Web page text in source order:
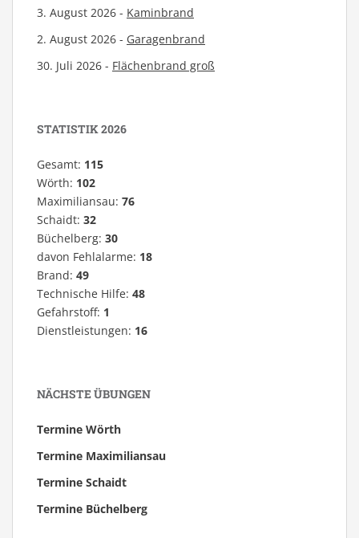
3. August 2026 - Kaminbrand
2. August 2026 - Garagenbrand
30. Juli 2026 - Flächenbrand groß
STATISTIK 2026
Gesamt: 115
Wörth: 102
Maximiliansau: 76
Schaidt: 32
Büchelberg: 30
davon Fehlalarme: 18
Brand: 49
Technische Hilfe: 48
Gefahrstoff: 1
Dienstleistungen: 16
NÄCHSTE ÜBUNGEN
Termine Wörth
Termine Maximiliansau
Termine Schaidt
Termine Büchelberg